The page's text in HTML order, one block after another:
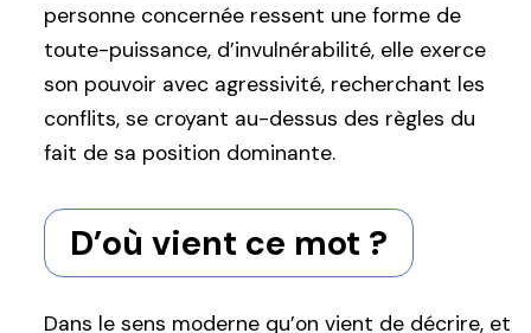
personne concernée ressent une forme de
toute-puissance, d’invulnérabilité, elle exerce
son pouvoir avec agressivité, recherchant les
conflits, se croyant au-dessus des règles du
fait de sa position dominante.
D’où vient ce mot ?
Dans le sens moderne qu’on vient de décrire, et